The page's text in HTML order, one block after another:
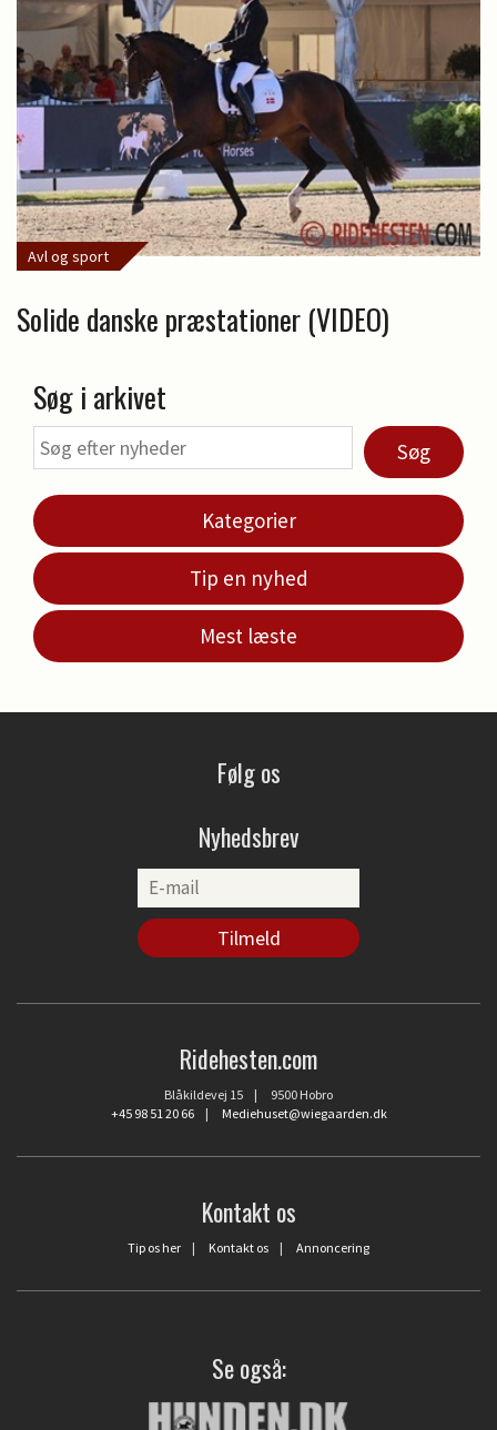
Avl og sport
Solide danske præstationer (VIDEO)
Søg i arkivet
Søg
Kategorier
Tip en nyhed
Mest læste
Følg os
Nyhedsbrev
Ridehesten.com
Blåkildevej 15 | 9500 Hobro
+45 98 51 20 66| Mediehuset@wiegaarden.dk
Kontakt os
Tip os her | Kontakt os | Annoncering
Se også: